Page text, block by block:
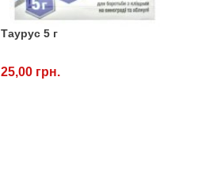
Таурус 5 г
25,00 грн.